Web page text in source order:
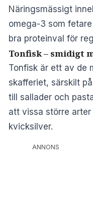
Näringsmässigt
omega-3 som
bra proteinval för
Tonfisk – smidigt
Tonfisk är ett av de
skafferiet, särskilt
till sallader och
att vissa större
kvicksilver.
ANNONS